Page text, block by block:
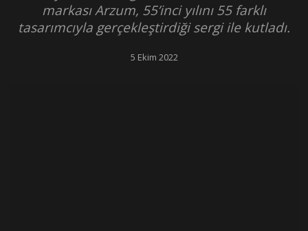
markası Arzum, 55’inci yılını 55 farklı
tasarımcıyla gerçekleştirdiği sergi ile kutladı.
5 Ekim 2022